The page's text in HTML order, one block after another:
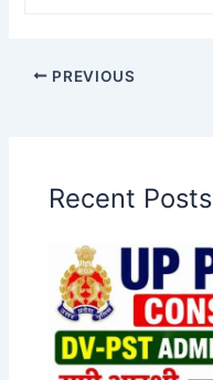
PREVIOUS
Recent Posts